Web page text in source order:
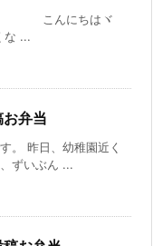
はヾ
な ...
弁当
。 昨日、幼稚園近く
ずいぶん ...